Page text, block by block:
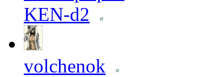
KEN-d2
volchenok